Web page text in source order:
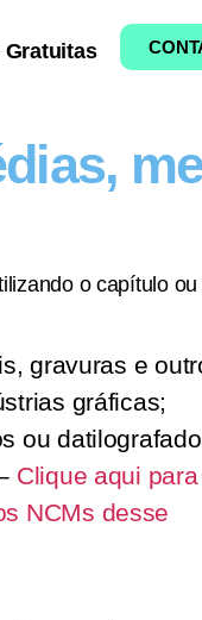
Gratuitas
o capítulo
gravuras e
gráficas;
ou
Clique aqui para
NCMs desse